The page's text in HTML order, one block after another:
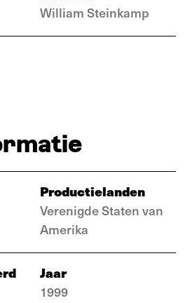
William Steinkamp
Productielanden
Verenigde Staten van
Amerika
Jaar
1999